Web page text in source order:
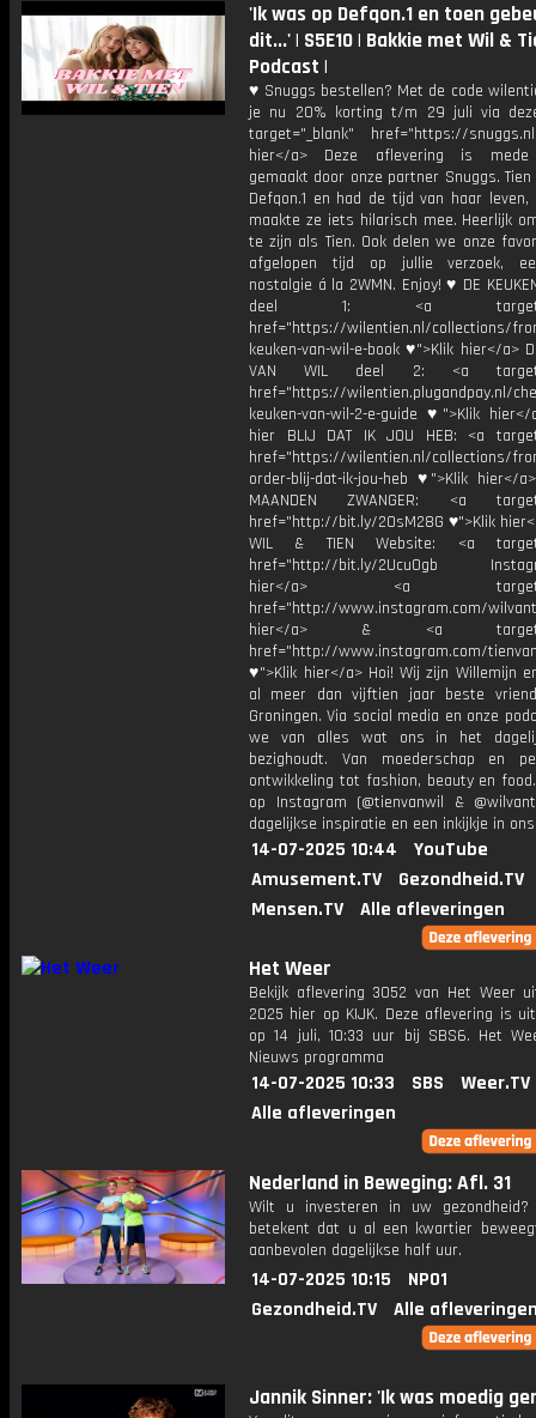
'Ik was op Defqon.1 en toen
dit...' | S5E10 | Bakkie met Wil &
Podcast |
♥ Snuggs bestellen? Met de code
je nu 20% korting t/m 29 juli via
target="_blank" href="https://
hier</a> Deze aflevering is mede
gemaakt door onze partner Snuggs.
Defqon.1 en had de tijd van haar leven,
maakte ze iets hilarisch mee. Heerlijk
te zijn als Tien. Ook delen we onze
afgelopen tijd op jullie verzoek,
nostalgie á la 2WMN. Enjoy! ♥ DE
deel 1: <a
href="https://wilentien.nl/collections/
keuken-van-wil-e-book ♥">Klik hier</a>
VAN WIL deel 2: <a
href="https://wilentien.plugandpay.nl/
keuken-van-wil-2-e-guide ♥">Klik
hier BLIJ DAT IK JOU HEB: <a
href="https://wilentien.nl/collections/
order-blij-dat-ik-jou-heb ♥">Klik hier</
MAANDEN ZWANGER: <a
href="http://bit.ly/2OsM28G ♥">Klik
WIL & TIEN Website: <a
href="http://bit.ly/2Ucu0gb
hier</a> <a
href="http://www.instagram.com/
hier</a> & <a
href="http://www.instagram.com/
♥">Klik hier</a> Hoi! Wij zijn Willemijn
al meer dan vijftien jaar beste
Groningen. Via social media en onze
we van alles wat ons in het
bezighoudt. Van moederschap en
ontwikkeling tot fashion, beauty en
op Instagram (@tienvanwil &
dagelijkse inspiratie en een inkijkje in
14-07-2025 10:44
YouTube
Amusement.TV
Gezondheid.TV
Mensen.TV
Alle afleveringen
Het Weer
Bekijk aflevering 3052 van Het Weer
2025 hier op KIJK. Deze aflevering is
op 14 juli, 10:33 uur bij SBS6. Het
Nieuws programma
14-07-2025 10:33 SBS
Weer.TV
Alle afleveringen
Nederland in Beweging: Afl. 31
Wilt u investeren in uw gezondheid?
betekent dat u al een kwartier
aanbevolen dagelijkse half uur.
14-07-2025 10:15
NPO1
Gezondheid.TV
Alle
Jannik Sinner: 'Ik was moedig